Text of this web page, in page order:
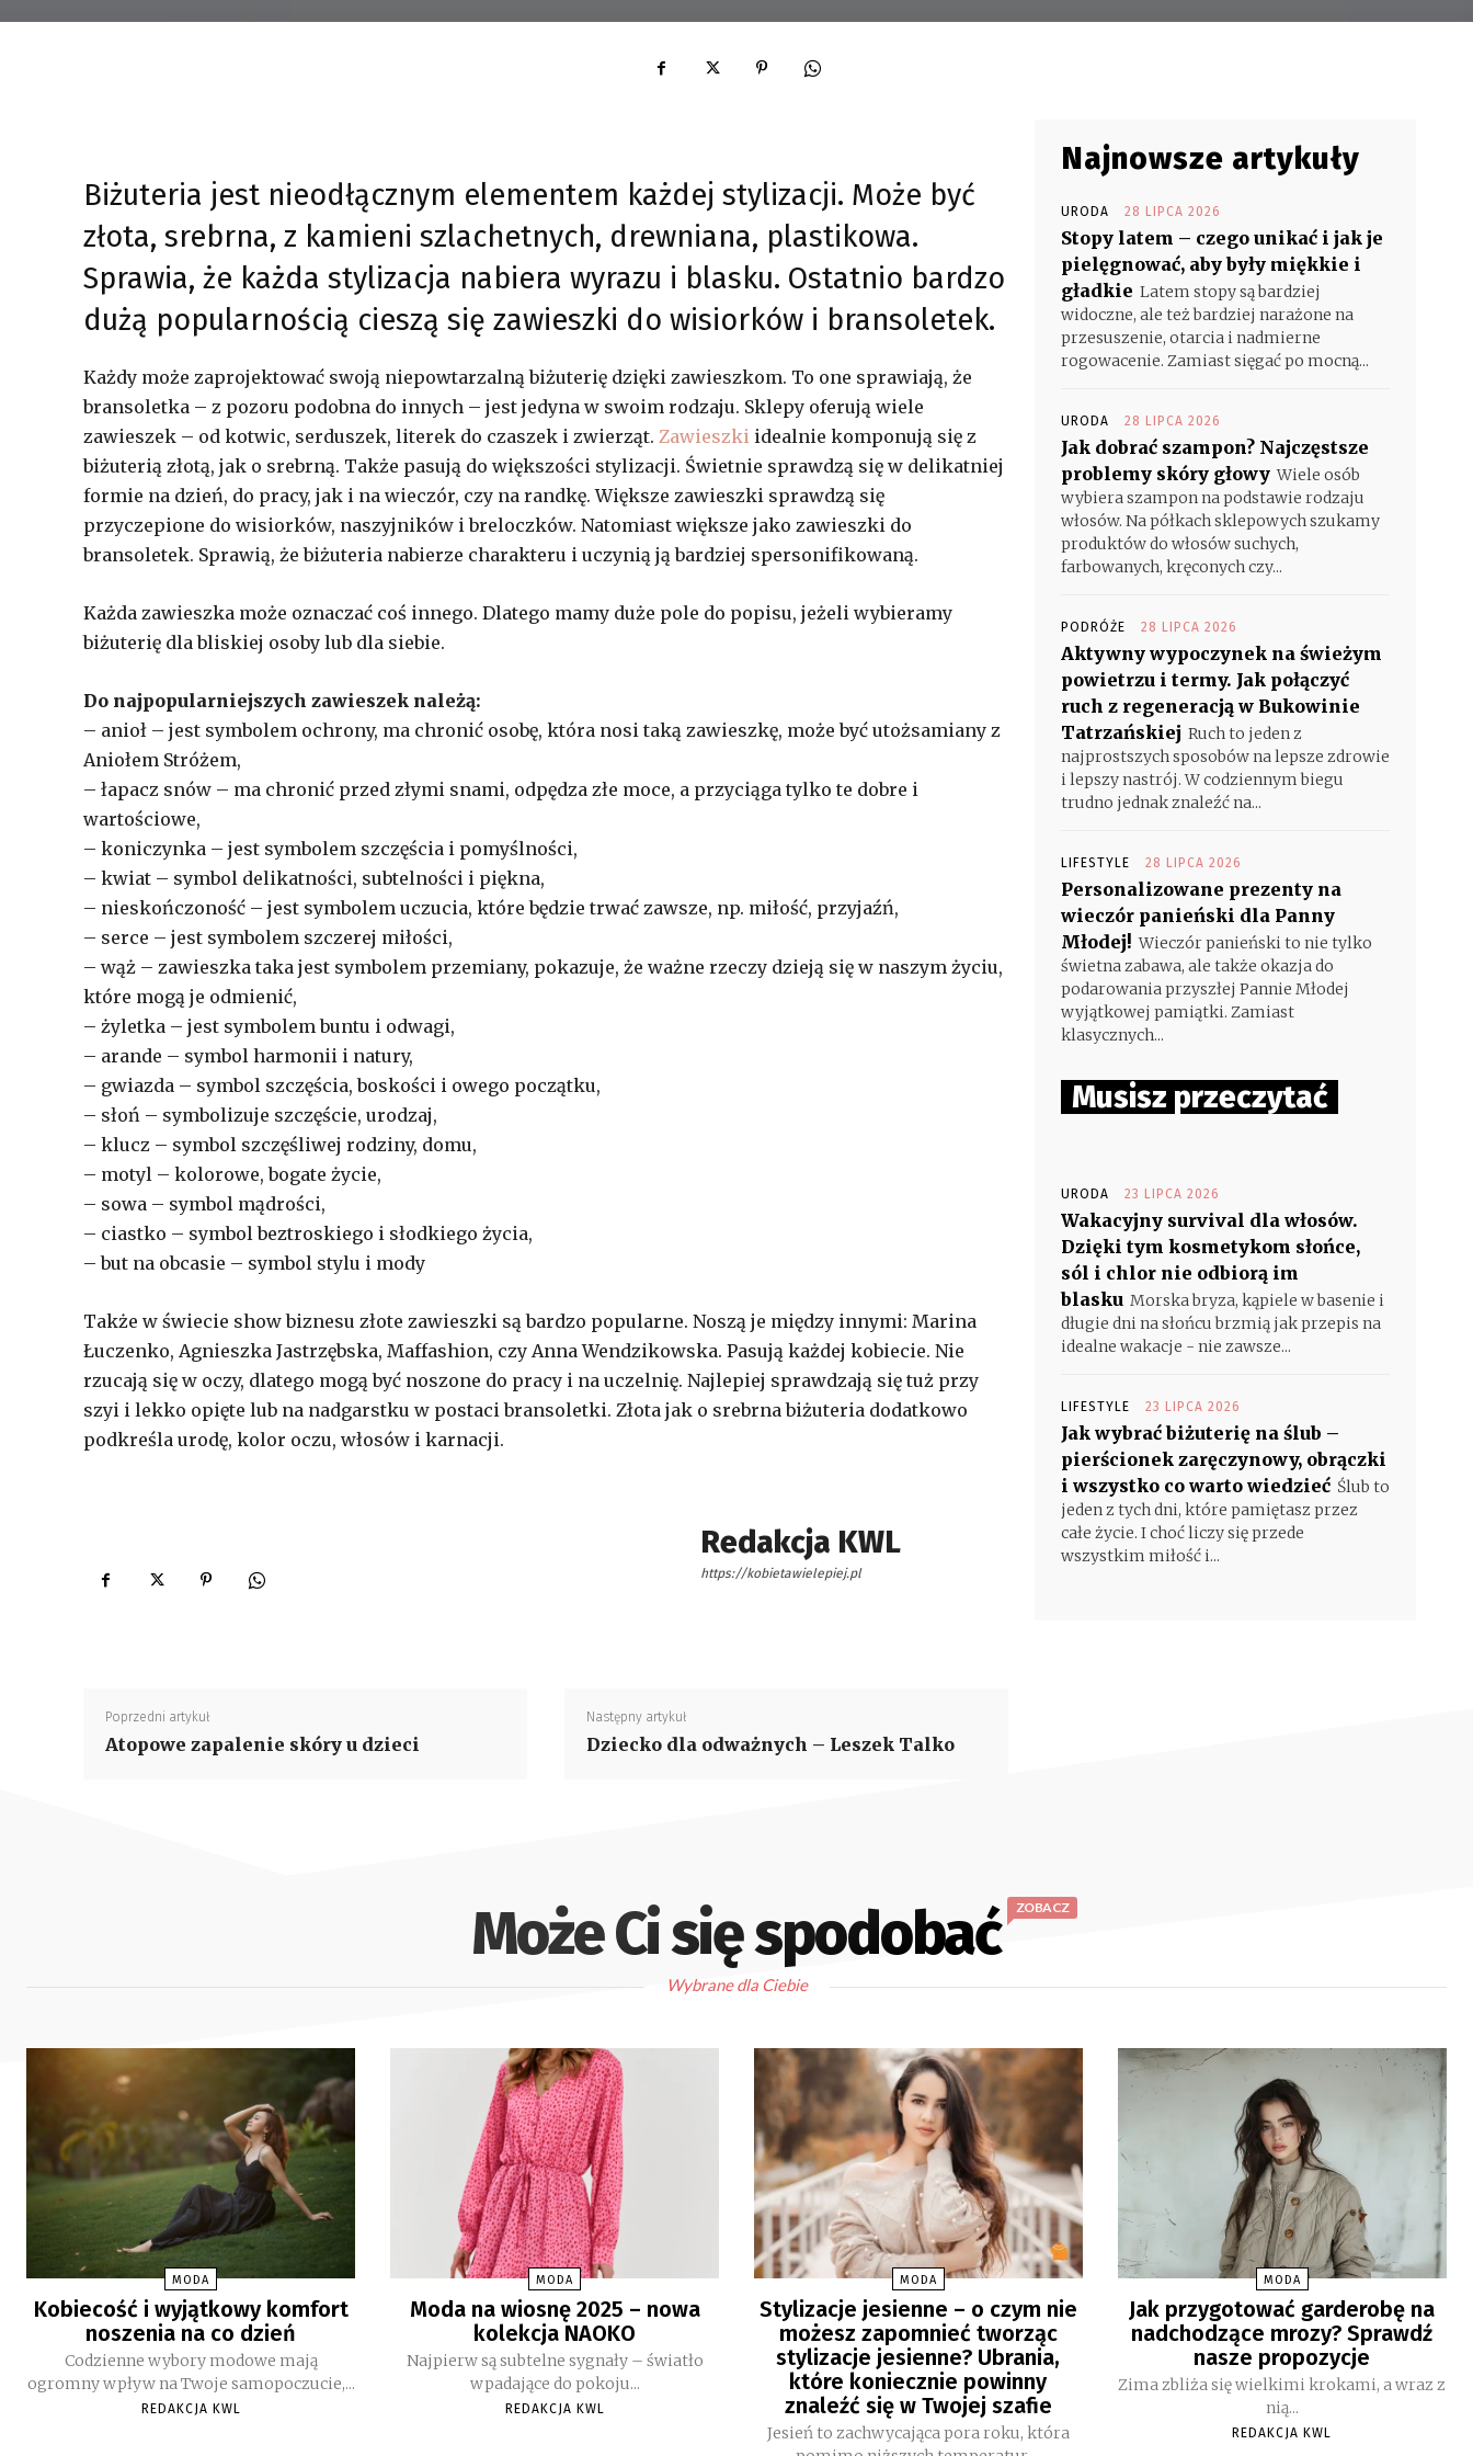
Biżuteria jest nieodłącznym elementem każdej stylizacji. Może być
złota, srebrna, z kamieni szlachetnych, drewniana, plastikowa.
Sprawia, że każda stylizacja nabiera wyrazu i blasku. Ostatnio bardzo
dużą popularnością cieszą się zawieszki do wisiorków i bransoletek.
Każdy może zaprojektować swoją niepowtarzalną biżuterię dzięki zawieszkom. To one sprawiają, że
bransoletka – z pozoru podobna do innych – jest jedyna w swoim rodzaju. Sklepy oferują wiele
zawieszek – od kotwic, serduszek, literek do czaszek i zwierząt. Zawieszki idealnie komponują się z
biżuterią złotą, jak o srebrną. Także pasują do większości stylizacji. Świetnie sprawdzą się w delikatniej
formie na dzień, do pracy, jak i na wieczór, czy na randkę. Większe zawieszki sprawdzą się
przyczepione do wisiorków, naszyjników i breloczków. Natomiast większe jako zawieszki do
bransoletek. Sprawią, że biżuteria nabierze charakteru i uczynią ją bardziej spersonifikowaną.
Każda zawieszka może oznaczać coś innego. Dlatego mamy duże pole do popisu, jeżeli wybieramy
biżuterię dla bliskiej osoby lub dla siebie.
Do najpopularniejszych zawieszek należą:
– anioł – jest symbolem ochrony, ma chronić osobę, która nosi taką zawieszkę, może być utożsamiany z
Aniołem Stróżem,
– łapacz snów – ma chronić przed złymi snami, odpędza złe moce, a przyciąga tylko te dobre i
wartościowe,
– koniczynka – jest symbolem szczęścia i pomyślności,
– kwiat – symbol delikatności, subtelności i piękna,
– nieskończoność – jest symbolem uczucia, które będzie trwać zawsze, np. miłość, przyjaźń,
– serce – jest symbolem szczerej miłości,
– wąż – zawieszka taka jest symbolem przemiany, pokazuje, że ważne rzeczy dzieją się w naszym życiu,
które mogą je odmienić,
– żyletka – jest symbolem buntu i odwagi,
– arande – symbol harmonii i natury,
– gwiazda – symbol szczęścia, boskości i owego początku,
– słoń – symbolizuje szczęście, urodzaj,
– klucz – symbol szczęśliwej rodziny, domu,
– motyl – kolorowe, bogate życie,
– sowa – symbol mądrości,
– ciastko – symbol beztroskiego i słodkiego życia,
– but na obcasie – symbol stylu i mody
Także w świecie show biznesu złote zawieszki są bardzo popularne. Noszą je między innymi: Marina
Łuczenko, Agnieszka Jastrzębska, Maffashion, czy Anna Wendzikowska. Pasują każdej kobiecie. Nie
rzucają się w oczy, dlatego mogą być noszone do pracy i na uczelnię. Najlepiej sprawdzają się tuż przy
szyi i lekko opięte lub na nadgarstku w postaci bransoletki. Złota jak o srebrna biżuteria dodatkowo
podkreśla urodę, kolor oczu, włosów i karnacji.
Redakcja KWL
https://kobietawielepiej.pl
Poprzedni artykuł
Atopowe zapalenie skóry u dzieci
Następny artykuł
Dziecko dla odważnych – Leszek Talko
Najnowsze artykuły
URODA 28 LIPCA 2026
Stopy latem – czego unikać i jak je
pielęgnować, aby były miękkie i
gładkie Latem stopy są bardziej
widoczne, ale też bardziej narażone na
przesuszenie, otarcia i nadmierne
rogowacenie. Zamiast sięgać po mocną...
URODA 28 LIPCA 2026
Jak dobrać szampon? Najczęstsze
problemy skóry głowy Wiele osób
wybiera szampon na podstawie rodzaju
włosów. Na półkach sklepowych szukamy
produktów do włosów suchych,
farbowanych, kręconych czy...
PODRÓŻE 28 LIPCA 2026
Aktywny wypoczynek na świeżym
powietrzu i termy. Jak połączyć
ruch z regeneracją w Bukowinie
Tatrzańskiej Ruch to jeden z
najprostszych sposobów na lepsze zdrowie
i lepszy nastrój. W codziennym biegu
trudno jednak znaleźć na...
LIFESTYLE 28 LIPCA 2026
Personalizowane prezenty na
wieczór panieński dla Panny
Młodej! Wieczór panieński to nie tylko
świetna zabawa, ale także okazja do
podarowania przyszłej Pannie Młodej
wyjątkowej pamiątki. Zamiast
klasycznych...
Musisz przeczytać
URODA 23 LIPCA 2026
Wakacyjny survival dla włosów.
Dzięki tym kosmetykom słońce,
sól i chlor nie odbiorą im
blasku Morska bryza, kąpiele w basenie i
długie dni na słońcu brzmią jak przepis na
idealne wakacje - nie zawsze...
LIFESTYLE 23 LIPCA 2026
Jak wybrać biżuterię na ślub –
pierścionek zaręczynowy, obrączki
i wszystko co warto wiedzieć Ślub to
jeden z tych dni, które pamiętasz przez
całe życie. I choć liczy się przede
wszystkim miłość i...
Może Ci się spodobać ZOBACZ
Wybrane dla Ciebie
MODA
Kobiecość i wyjątkowy komfort
noszenia na co dzień
Codzienne wybory modowe mają
ogromny wpływ na Twoje samopoczucie,...
REDAKCJA KWL
MODA
Moda na wiosnę 2025 – nowa
kolekcja NAOKO
Najpierw są subtelne sygnały – światło
wpadające do pokoju...
REDAKCJA KWL
MODA
Stylizacje jesienne – o czym nie
możesz zapomnieć tworząc
stylizacje jesienne? Ubrania,
które koniecznie powinny
znaleźć się w Twojej szafie
Jesień to zachwycająca pora roku, która
MODA
Jak przygotować garderobę na
nadchodzące mrozy? Sprawdź
nasze propozycje
Zima zbliża się wielkimi krokami, a wraz z
nią...
REDAKCJA KWL